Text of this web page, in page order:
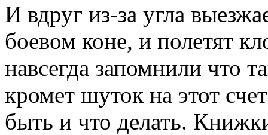
И вдруг из-за угла
боевом коне, и полетят
навсегда запомнили
кромет шуток на этот
быть и что делать.